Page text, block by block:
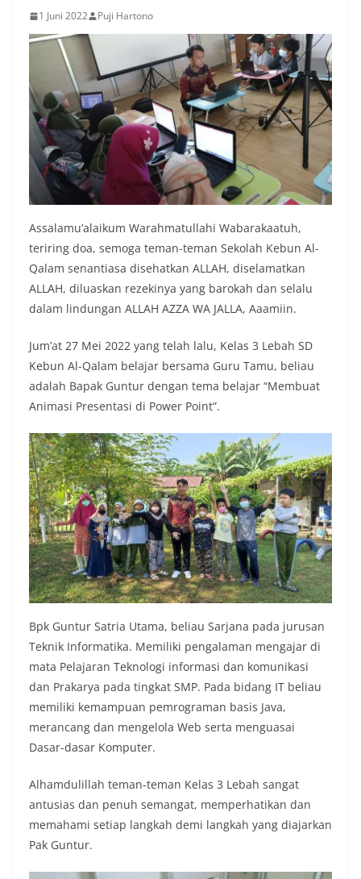
1 Juni 2022 Puji Hartono
Assalamu’alaikum Warahmatullahi Wabarakaatuh,
teriring doa, semoga teman-teman Sekolah Kebun Al-
Qalam senantiasa disehatkan ALLAH, diselamatkan
ALLAH, diluaskan rezekinya yang barokah dan selalu
dalam lindungan ALLAH AZZA WA JALLA, Aaamiin.
Jum’at 27 Mei 2022 yang telah lalu, Kelas 3 Lebah SD
Kebun Al-Qalam belajar bersama Guru Tamu, beliau
adalah Bapak Guntur dengan tema belajar “Membuat
Animasi Presentasi di Power Point”.
Bpk Guntur Satria Utama, beliau Sarjana pada jurusan
Teknik Informatika. Memiliki pengalaman mengajar di
mata Pelajaran Teknologi informasi dan komunikasi
dan Prakarya pada tingkat SMP. Pada bidang IT beliau
memiliki kemampuan pemrograman basis Java,
merancang dan mengelola Web serta menguasai
Dasar-dasar Komputer.
Alhamdulillah teman-teman Kelas 3 Lebah sangat
antusias dan penuh semangat, memperhatikan dan
memahami setiap langkah demi langkah yang diajarkan
Pak Guntur.